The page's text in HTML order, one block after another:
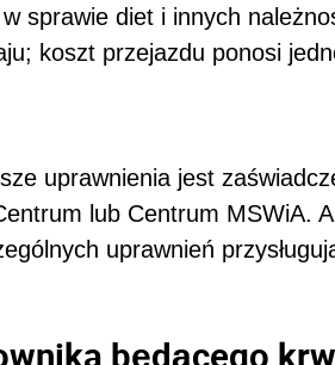
sprawie diet i innych
koszt przejazdu ponosi
uprawnienia jest
lub Centrum MSWiA.
uprawnień